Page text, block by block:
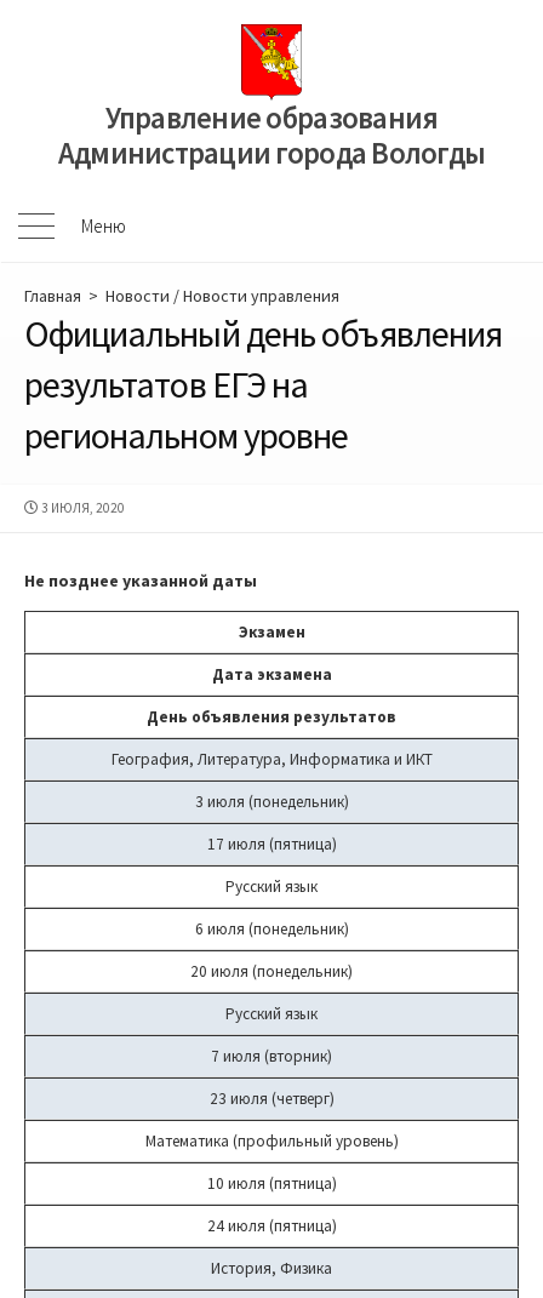
Управление образования
Администрации города Вологды
Меню
Меню
Главная > Новости /Новости управления
Официальный день объявления
результатов ЕГЭ на
региональном уровне
ДАТА
3 ИЮЛЯ, 2020
Не позднее указанной даты
Экзамен
Дата экзамена
День объявления результатов
География, Литература, Информатика и ИКТ
3 июля (понедельник)
17 июля (пятница)
Русский язык
6 июля (понедельник)
20 июля (понедельник)
Русский язык
7 июля (вторник)
23 июля (четверг)
Математика (профильный уровень)
10 июля (пятница)
24 июля (пятница)
История, Физика